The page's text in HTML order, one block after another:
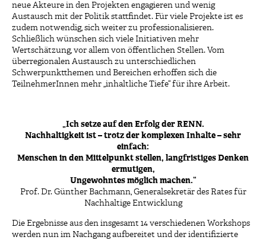
neue Akteure in den Projekten engagieren und wenig
Austausch mit der Politik stattfindet. Für viele Projekte ist es
zudem notwendig, sich weiter zu professionalisieren.
Schließlich wünschen sich viele Initiativen mehr
Wertschätzung, vor allem von öffentlichen Stellen. Vom
überregionalen Austausch zu unterschiedlichen
Schwerpunktthemen und Bereichen erhoffen sich die
TeilnehmerInnen mehr „inhaltliche Tiefe“ für ihre Arbeit.
„Ich setze auf den Erfolg der RENN.
Nachhaltigkeit ist – trotz der komplexen Inhalte – sehr
einfach:
Menschen in den Mittelpunkt stellen, langfristiges Denken
ermutigen,
Ungewohntes möglich machen.“
Prof. Dr. Günther Bachmann, Generalsekretär des Rates für
Nachhaltige Entwicklung
Die Ergebnisse aus den insgesamt 14 verschiedenen Workshops
werden nun im Nachgang aufbereitet und der identifizierte